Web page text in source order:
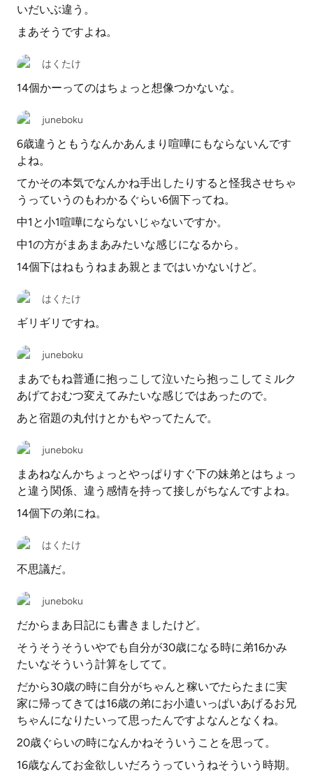
いだいぶ違う。
まあそうですよね。
はくたけ
14個かーってのはちょっと想像つかないな。
juneboku
6歳違うともうなんかあんまり喧嘩にもならないんです
よね。
てかその本気でなんかね手出したりすると怪我させちゃ
うっていうのもわかるぐらい6個下ってね。
中1と小1喧嘩にならないじゃないですか。
中1の方がまあまあみたいな感じになるから。
14個下はねもうねまあ親とまではいかないけど。
はくたけ
ギリギリですね。
juneboku
まあでもね普通に抱っこして泣いたら抱っこしてミルク
あげておむつ変えてみたいな感じではあったので。
あと宿題の丸付けとかもやってたんで。
juneboku
まあねなんかちょっとやっぱりすぐ下の妹弟とはちょっ
と違う関係、違う感情を持って接しがちなんですよね。
14個下の弟にね。
はくたけ
不思議だ。
juneboku
だからまあ日記にも書きましたけど。
そうそうそういやでも自分が30歳になる時に弟16かみ
たいなそういう計算をしてて。
だから30歳の時に自分がちゃんと稼いでたらたまに実
家に帰ってきては16歳の弟にお小遣いっぱいあげるお兄
ちゃんになりたいって思ったんですよなんとなくね。
20歳ぐらいの時になんかねそういうことを思って。
16歳なんてお金欲しいだろうっていうねそういう時期。